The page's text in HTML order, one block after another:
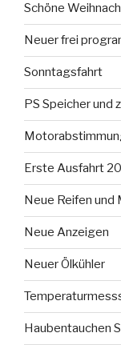
Schöne
Neuer frei
Sonntagsfahrt
PS Speicher und
Erste Ausfahrt
Neue Reifen
Neue Anzeigen
Neuer Ölkühler
Haubentauchen